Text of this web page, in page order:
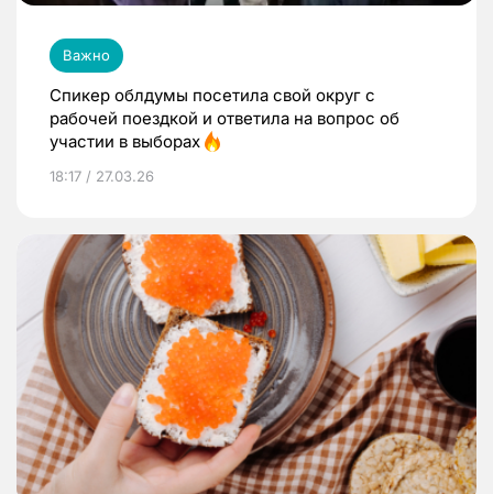
Важно
Спикер облдумы посетила свой округ с
рабочей поездкой и ответила на вопрос об
участии в выборах
18:17 / 27.03.26